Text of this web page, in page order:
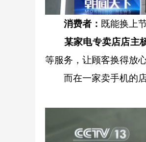
消费者： 既能换上
某家电专卖店店主
等服务，让顾客换得放
而在一家卖手机的店